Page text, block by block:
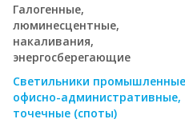
Галогенные,
люминесцентные,
накаливания,
энергосберегающие
Светильники
офисно-административные,
точечные (споты)